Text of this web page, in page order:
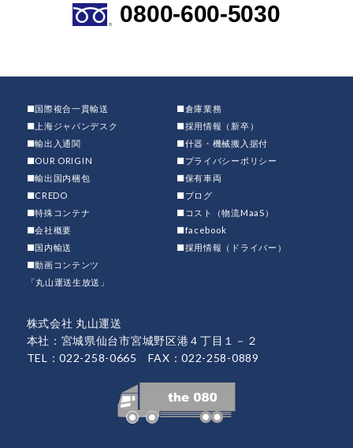
0800-600-5030
■国際複合一貫輸送
■倉庫業務
■上海ジャパンデスク
■採用情報（新卒）
■輸出入通関
■什器・機械搬入据付
■OUR ORIGIN
■プライバシーポリシー
■輸出国内梱包
■保有車両
■CREDO
■ブログ
■特殊コンテナ
■コスト（物流MaaS）
■会社概要
■facebook
■国内輸送
■採用情報（ドライバー）
■動画コンテンツ
「丸山運送生放送」
株式会社 丸山運送
本社：宮城県仙台市宮城野区港４丁目１－２
TEL：022-258-0665 FAX：022-258-0889